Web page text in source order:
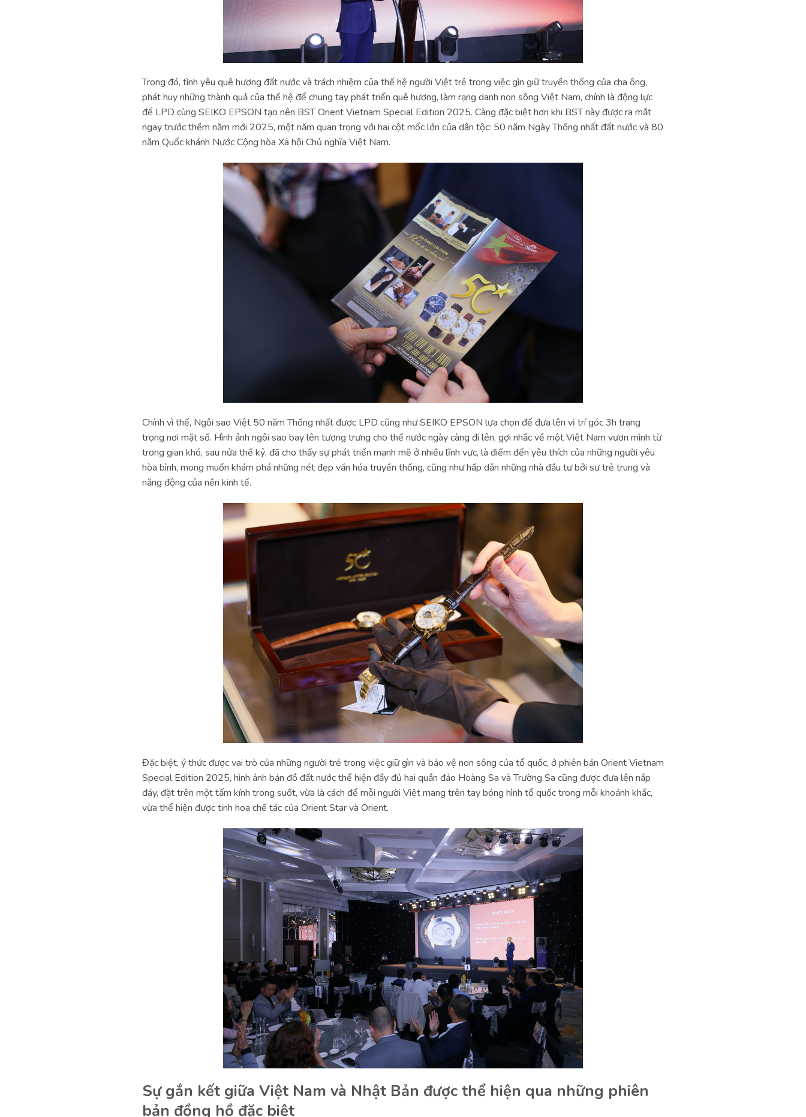
Trong đó, tình yêu quê hương đất nước và trách nhiệm của thế hệ người Việt trẻ trong việc gìn giữ truyền thống của cha ông,
phát huy những thành quả của thế hệ để chung tay phát triển quê hương, làm rạng danh non sông Việt Nam, chính là động lực
để LPD cùng SEIKO EPSON tạo nên BST Orient Vietnam Special Edition 2025. Càng đặc biệt hơn khi BST này được ra mắt
ngay trước thềm năm mới 2025, một năm quan trọng với hai cột mốc lớn của dân tộc: 50 năm Ngày Thống nhất đất nước và 80
năm Quốc khánh Nước Cộng hòa Xã hội Chủ nghĩa Việt Nam.
Chính vì thế, Ngôi sao Việt 50 năm Thống nhất được LPD cũng như SEIKO EPSON lựa chọn để đưa lên vị trí góc 3h trang
trọng nơi mặt số. Hình ảnh ngôi sao bay lên tượng trưng cho thế nước ngày càng đi lên, gợi nhắc về một Việt Nam vươn mình từ
trong gian khó, sau nửa thế kỷ, đã cho thấy sự phát triển mạnh mẽ ở nhiều lĩnh vực, là điểm đến yêu thích của những người yêu
hòa bình, mong muốn khám phá những nét đẹp văn hóa truyền thống, cũng như hấp dẫn những nhà đầu tư bởi sự trẻ trung và
năng động của nền kinh tế.
Đặc biệt, ý thức được vai trò của những người trẻ trong việc giữ gìn và bảo vệ non sông của tổ quốc, ở phiên bản Orient Vietnam
Special Edition 2025, hình ảnh bản đồ đất nước thể hiện đầy đủ hai quần đảo Hoàng Sa và Trường Sa cũng được đưa lên nắp
đáy, đặt trên một tấm kính trong suốt, vừa là cách để mỗi người Việt mang trên tay bóng hình tổ quốc trong mỗi khoảnh khắc,
vừa thể hiện được tinh hoa chế tác của Orient Star và Orient.
Sự gắn kết giữa Việt Nam và Nhật Bản được thể hiện qua những phiên
bản đồng hồ đặc biệt